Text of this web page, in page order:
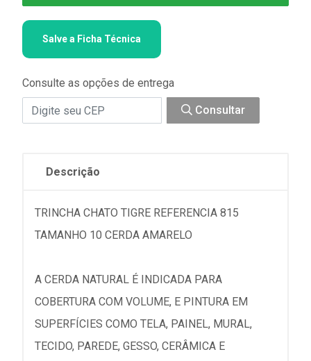
Salve a Ficha Técnica
Consulte as opções de entrega
Consultar
Descrição
TRINCHA CHATO TIGRE REFERENCIA 815
TAMANHO 10 CERDA AMARELO
A CERDA NATURAL É INDICADA PARA
COBERTURA COM VOLUME, E PINTURA EM
SUPERFÍCIES COMO TELA, PAINEL, MURAL,
TECIDO, PAREDE, GESSO, CERÂMICA E